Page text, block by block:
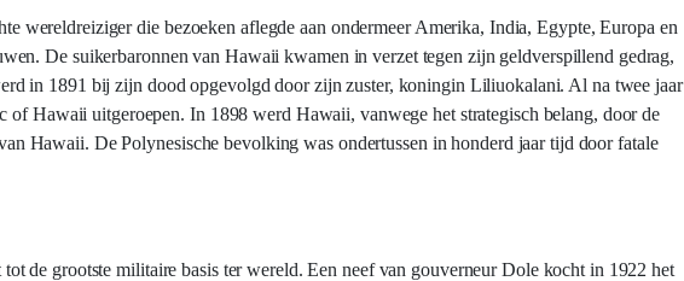
wereldreiziger die bezoeken aflegde aan ondermeer Amerika, India, Egypte, Europa en
De suikerbaronnen van Hawaii kwamen in verzet tegen zijn geldverspillend gedrag,
in 1891 bij zijn dood opgevolgd door zijn zuster, koningin Liliuokalani. Al na twee jaar
Hawaii uitgeroepen. In 1898 werd Hawaii, vanwege het strategisch belang, door de
Hawaii. De Polynesische bevolking was ondertussen in honderd jaar tijd door fatale
de grootste militaire basis ter wereld. Een neef van gouverneur Dole kocht in 1922 het